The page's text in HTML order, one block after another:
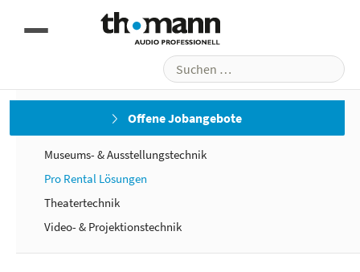
Offene Jobangebote
Video
Museums- & Ausstellungstechnik
Pro Rental Lösungen
Theatertechnik
Video- & Projektionstechnik